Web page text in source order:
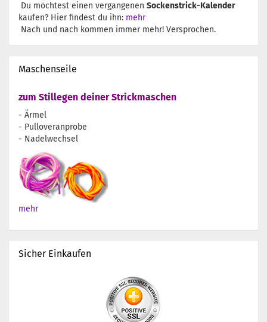
Du möchtest einen vergangenen Sockenstrick-Kalender
kaufen? Hier findest du ihn: mehr
Nach und nach kommen immer mehr! Versprochen.
Maschenseile
zum Stillegen deiner Strickmaschen
- Ärmel
- Pulloveranprobe
- Nadelwechsel
mehr
Sicher Einkaufen